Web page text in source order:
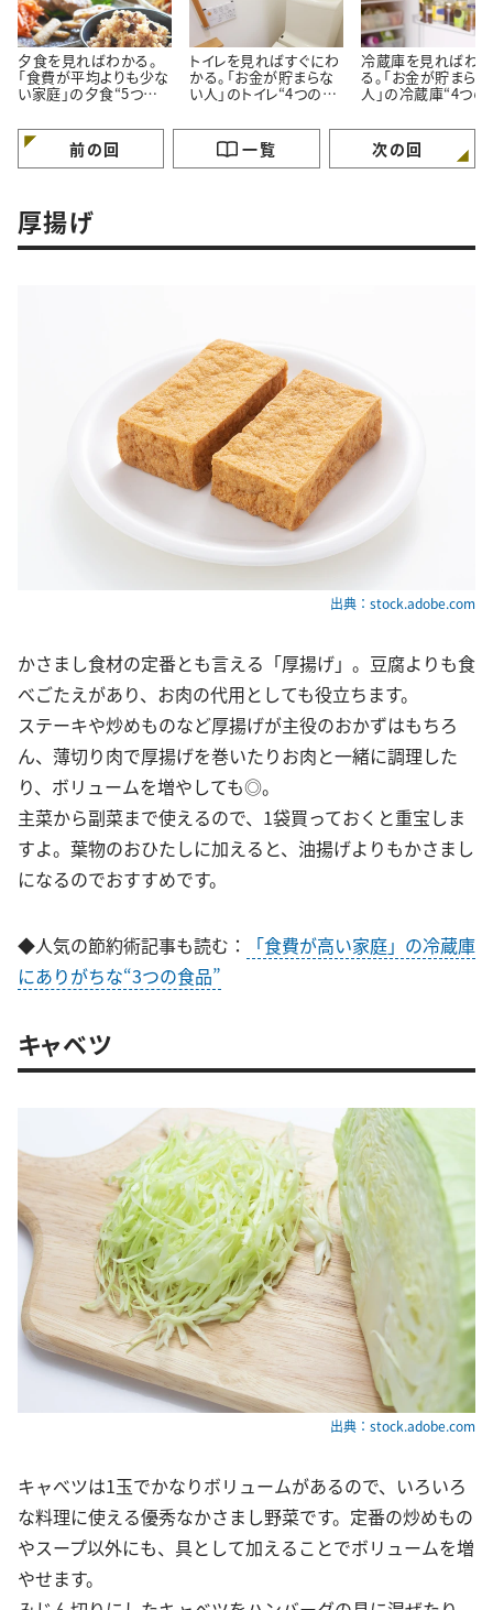
夕食を見ればわかる。
「食費が平均よりも少な
い家庭」の夕食“5つの
トイレを見ればすぐにわ
かる。「お金が貯まらな
い人」のトイレ“4つの特
冷蔵庫を見ればわか
る。「お金が貯まら
人」の冷蔵庫“4つの
前の回 一覧 次の回
厚揚げ
出典：stock.adobe.com
かさまし食材の定番とも言える「厚揚げ」。豆腐よりも食
べごたえがあり、お肉の代用としても役立ちます。
ステーキや炒めものなど厚揚げが主役のおかずはもちろ
ん、薄切り肉で厚揚げを巻いたりお肉と一緒に調理した
り、ボリュームを増やしても◎。
主菜から副菜まで使えるので、1袋買っておくと重宝しま
すよ。葉物のおひたしに加えると、油揚げよりもかさまし
になるのでおすすめです。
◆人気の節約術記事も読む：
「食費が高い家庭」の冷蔵庫
にありがちな“3つの食品”
キャベツ
出典：stock.adobe.com
キャべツは1玉でかなりボリュームがあるので、いろいろ
な料理に使える優秀なかさまし野菜です。定番の炒めもの
やスープ以外にも、具として加えることでボリュームを増
やせます。